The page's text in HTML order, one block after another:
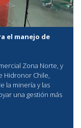
el manejo de
Zona Norte, y
Hidronor Chile,
la minería y las
una gestión más